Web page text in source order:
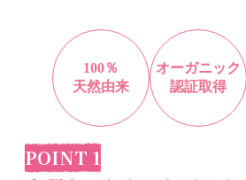
100％
天然由来
オーガニック
認証取得
POINT 1